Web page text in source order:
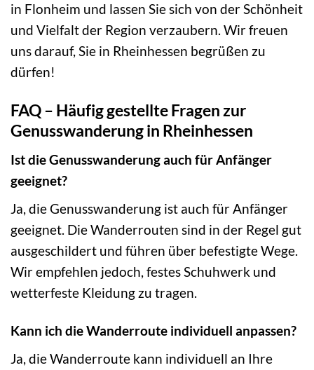
in Flonheim und lassen Sie sich von der Schönheit
und Vielfalt der Region verzaubern. Wir freuen
uns darauf, Sie in Rheinhessen begrüßen zu
dürfen!
FAQ – Häufig gestellte Fragen zur
Genusswanderung in Rheinhessen
Ist die Genusswanderung auch für Anfänger
geeignet?
Ja, die Genusswanderung ist auch für Anfänger
geeignet. Die Wanderrouten sind in der Regel gut
ausgeschildert und führen über befestigte Wege.
Wir empfehlen jedoch, festes Schuhwerk und
wetterfeste Kleidung zu tragen.
Kann ich die Wanderroute individuell anpassen?
Ja, die Wanderroute kann individuell an Ihre